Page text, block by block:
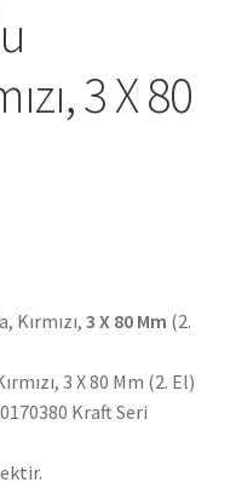
3 X 80
Kırmızı, 3 X 80 Mm (2.
3 X 80 Mm (2. El)
Kraft Seri